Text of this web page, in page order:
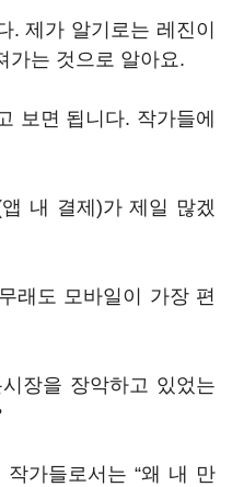
. 제가 알기로는 레진이
가는 것으로 알아요.
보면 됩니다. 작가들에
내 결제)가 제일 많겠
래도 모바일이 가장 편
장을 장악하고 있었는
가들로서는 “왜 내 만